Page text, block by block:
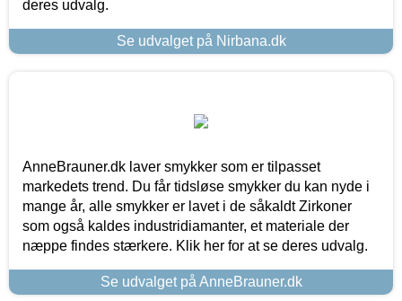
deres udvalg.
Se udvalget på Nirbana.dk
AnneBrauner.dk laver smykker som er tilpasset
markedets trend. Du får tidsløse smykker du kan nyde i
mange år, alle smykker er lavet i de såkaldt Zirkoner
som også kaldes industridiamanter, et materiale der
næppe findes stærkere. Klik her for at se deres udvalg.
Se udvalget på AnneBrauner.dk